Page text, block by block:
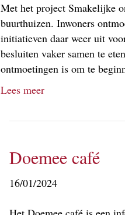
Met het project Smakelijke
buurthuizen. Inwoners
initiatieven daar weer uit
besluiten vaker samen te
ontmoetingen is om te
Lees meer
Doemee café
16/01/2024